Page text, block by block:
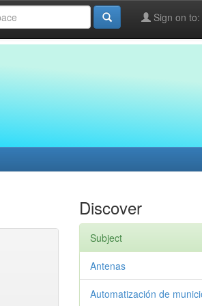
Sign on to:
Discover
Subject
Antenas
Automatización de